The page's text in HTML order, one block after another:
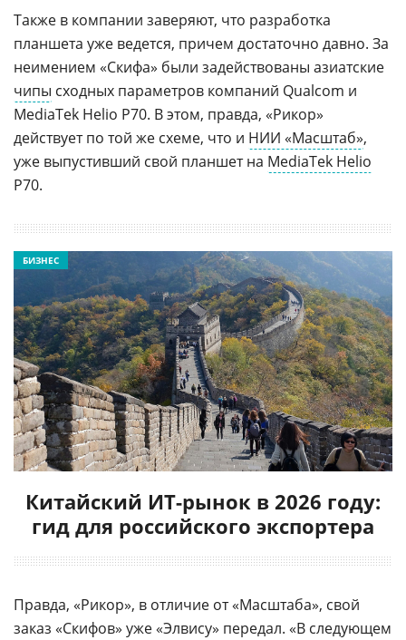
Также в компании заверяют, что разработка
планшета уже ведется, причем достаточно давно. За
неимением «Скифа» были задействованы азиатские
чипы сходных параметров компаний Qualcom и
MediaTek Helio P70. В этом, правда, «Рикор»
действует по той же схеме, что и НИИ «Масштаб»,
уже выпустивший свой планшет на MediaTek Helio
P70.
Китайский ИТ-рынок в 2026 году:
гид для российского экспортера
БИЗНЕС
Правда, «Рикор», в отличие от «Масштаба», свой
заказ «Скифов» уже «Элвису» передал. «В следующем